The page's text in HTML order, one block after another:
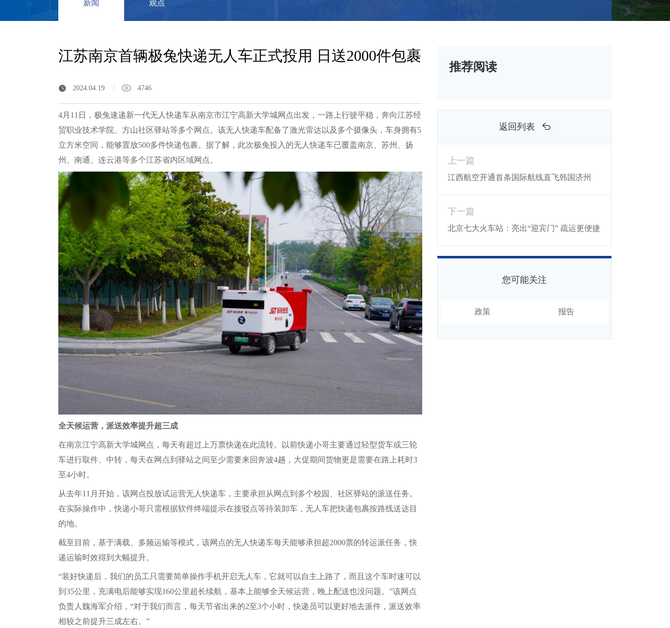
新闻 观点
江苏南京首辆极兔快递无人车正式投用 日送2000件包裹
2024.04.19 4746
4月11日，极兔速递新一代无人快递车从南京市江宁高新大学城网点出发，一路上行驶平稳，奔向江苏经
贸职业技术学院、方山社区驿站等多个网点。该无人快递车配备了激光雷达以及多个摄像头，车身拥有5
立方米空间，能够置放500多件快递包裹。据了解，此次极兔投入的无人快递车已覆盖南京、苏州、扬
州、南通、连云港等多个江苏省内区域网点。
全天候运营，派送效率提升超三成
在南京江宁高新大学城网点，每天有超过上万票快递在此流转。以前快递小哥主要通过轻型货车或三轮
车进行取件、中转，每天在网点到驿站之间至少需要来回奔波4趟，大促期间货物更是需要在路上耗时3
至4小时。
从去年11月开始，该网点投放试运营无人快递车，主要承担从网点到多个校园、社区驿站的派送任务。
在实际操作中，快递小哥只需根据软件终端提示在接驳点等待装卸车，无人车把快递包裹按路线送达目
的地。
截至目前，基于满载、多频运输等模式，该网点的无人快递车每天能够承担超2000票的转运派任务，快
递运输时效得到大幅提升。
“装好快递后，我们的员工只需要简单操作手机开启无人车，它就可以自主上路了，而且这个车时速可以
到35公里，充满电后能够实现160公里超长续航，基本上能够全天候运营，晚上配送也没问题。”该网点
负责人魏海军介绍，“对于我们而言，每天节省出来的2至3个小时，快递员可以更好地去派件，派送效率
相较之前提升三成左右。”
推荐阅读
返回列表
上一篇
江西航空开通首条国际航线直飞韩国济州
下一篇
北京七大火车站：亮出“迎宾门” 疏运更便捷
您可能关注
政策 报告